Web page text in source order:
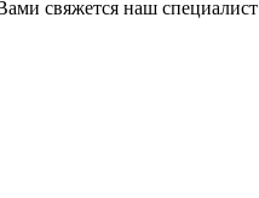
свяжется наш специалист